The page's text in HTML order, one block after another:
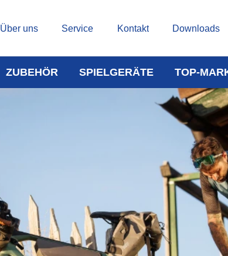
Über uns Service Kontakt Downloads
ZUBEHÖR SPIELGERÄTE TOP-